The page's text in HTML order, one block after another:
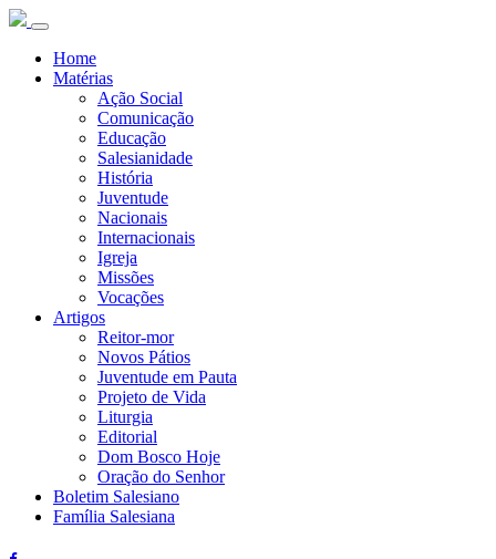
Home
Matérias
Ação Social
Comunicação
Educação
Salesianidade
História
Juventude
Nacionais
Internacionais
Igreja
Missões
Vocações
Artigos
Reitor-mor
Novos Pátios
Juventude em Pauta
Projeto de Vida
Liturgia
Editorial
Dom Bosco Hoje
Oração do Senhor
Boletim Salesiano
Família Salesiana